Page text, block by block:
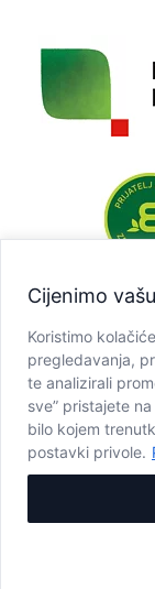
Cijenimo
Koristimo
pregledavanja,
te analizirali
sve” pristajete
bilo kojem
postavki privole.
Copyright © JU